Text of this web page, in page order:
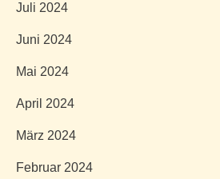
Juli 2024
Juni 2024
Mai 2024
April 2024
März 2024
Februar 2024